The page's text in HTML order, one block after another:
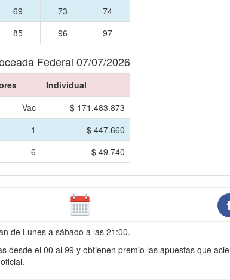
69 73
74
85 96 97
Federal 07/07/2026
Individual
Vac
$ 171.483.873
1
$ 447.660
6 $ 49.740
de Lunes a sábado a las 21:00.
desde el 00 al 99 y obtienen premio las apuestas que